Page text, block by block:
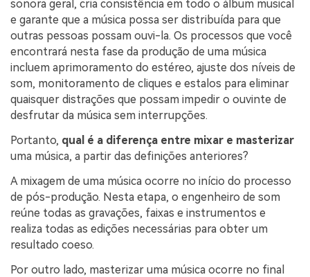
sonora geral, cria consistência em todo o álbum musical
e garante que a música possa ser distribuída para que
outras pessoas possam ouvi-la. Os processos que você
encontrará nesta fase da produção de uma música
incluem aprimoramento do estéreo, ajuste dos níveis de
som, monitoramento de cliques e estalos para eliminar
quaisquer distrações que possam impedir o ouvinte de
desfrutar da música sem interrupções.
Portanto, qual é a diferença entre mixar e masterizar
uma música, a partir das definições anteriores?
A mixagem de uma música ocorre no início do processo
de pós-produção. Nesta etapa, o engenheiro de som
reúne todas as gravações, faixas e instrumentos e
realiza todas as edições necessárias para obter um
resultado coeso.
Por outro lado, masterizar uma música ocorre no final